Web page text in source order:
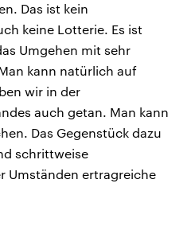
Das ist kein
keine Lotterie. Es ist
Umgehen mit sehr
kann natürlich auf
wir in der
auch getan. Man kann
Das Gegenstück dazu
schrittweise
Umständen ertragreiche